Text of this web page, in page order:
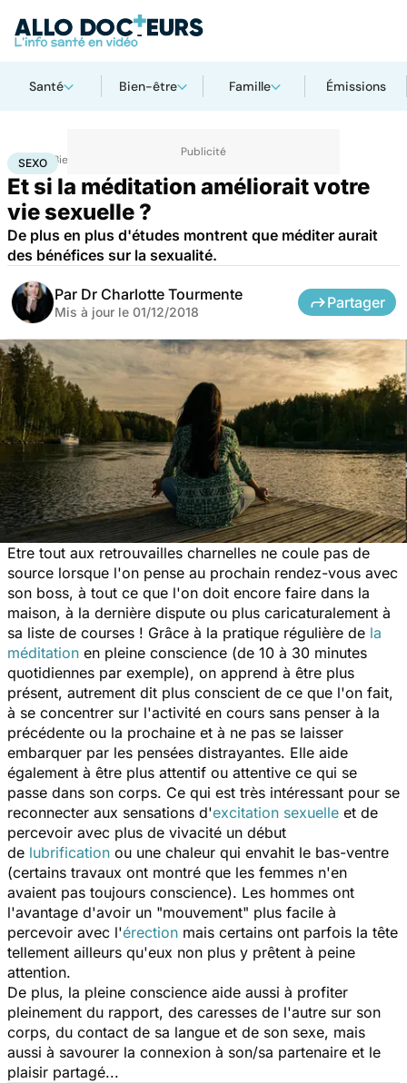
Santé Bien-être Famille Émissions
Accueil Bien-être
SEXO
Et si la méditation améliorait votre
vie sexuelle ?
De plus en plus d'études montrent que méditer aurait
des bénéfices sur la sexualité.
Par Dr Charlotte Tourmente
Mis à jour le 01/12/2018
Partager
Etre tout aux retrouvailles charnelles ne coule pas de
source lorsque l'on pense au prochain rendez-vous avec
son boss, à tout ce que l'on doit encore faire dans la
maison, à la dernière dispute ou plus caricaturalement à
sa liste de courses ! Grâce à la pratique régulière de la
méditation en pleine conscience (de 10 à 30 minutes
quotidiennes par exemple), on apprend à être plus
présent, autrement dit plus conscient de ce que l'on fait,
à se concentrer sur l'activité en cours sans penser à la
précédente ou la prochaine et à ne pas se laisser
embarquer par les pensées distrayantes. Elle aide
également à être plus attentif ou attentive ce qui se
passe dans son corps. Ce qui est très intéressant pour se
reconnecter aux sensations d'excitation sexuelle et de
percevoir avec plus de vivacité un début
de lubrification ou une chaleur qui envahit le bas-ventre
(certains travaux ont montré que les femmes n'en
avaient pas toujours conscience). Les hommes ont
l'avantage d'avoir un "mouvement" plus facile à
percevoir avec l'érection mais certains ont parfois la tête
tellement ailleurs qu'eux non plus y prêtent à peine
attention.
De plus, la pleine conscience aide aussi à profiter
pleinement du rapport, des caresses de l'autre sur son
corps, du contact de sa langue et de son sexe, mais
aussi à savourer la connexion à son/sa partenaire et le
plaisir partagé...